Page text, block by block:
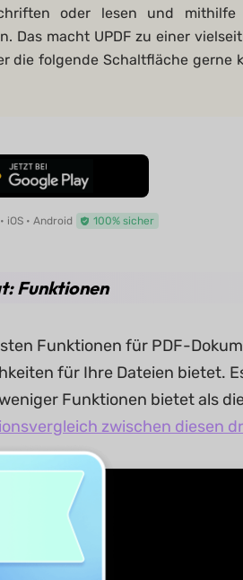
oder lesen und
Das macht UPDF zu einer
die folgende Schaltfläche gerne
Download
iOS • Android 100% sicher
Funktionen
Funktionen für PDF-
für Ihre Dateien bietet.
Funktionen bietet als
zwischen diesen